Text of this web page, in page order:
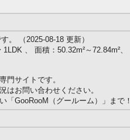
。 （2025-08-18 更新）
、 面積：50.32m²～72.84m²、
門サイトです。
はお問い合わせください。
「GooRooM（グールーム）」まで！